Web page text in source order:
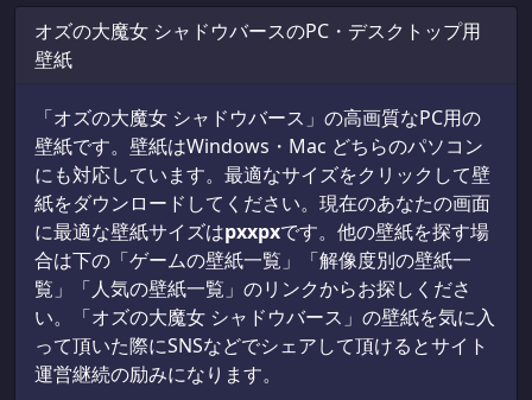
オズの大魔女 シャドウバースのPC・デスクトップ用
壁紙
「オズの大魔女 シャドウバース」の高画質なPC用の
壁紙です。壁紙はWindows・Mac どちらのパソコン
にも対応しています。最適なサイズをクリックして壁
紙をダウンロードしてください。現在のあなたの画面
に最適な壁紙サイズはpxxpxです。他の壁紙を探す場
合は下の「ゲームの壁紙一覧」「解像度別の壁紙一
覧」「人気の壁紙一覧」のリンクからお探しくださ
い。「オズの大魔女 シャドウバース」の壁紙を気に入
って頂いた際にSNSなどでシェアして頂けるとサイト
運営継続の励みになります。